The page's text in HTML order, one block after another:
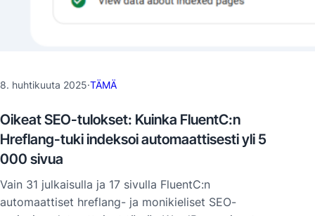
8. huhtikuuta 2025·TÄMÄ
Oikeat SEO-tulokset: Kuinka FluentC:n
Hreflang-tuki indeksoi automaattisesti yli 5
000 sivua
Vain 31 julkaisulla ja 17 sivulla FluentC:n
automaattiset hreflang- ja monikieliset SEO-